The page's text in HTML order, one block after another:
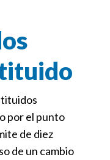
por el punto
de diez
de un cambio